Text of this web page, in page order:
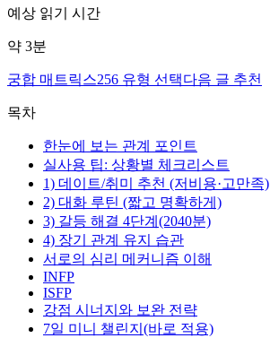
예상 읽기 시간
약 3분
궁합 매트릭스256 유형 선택다음 글 추천
목차
한눈에 보는 관계 포인트
실사용 팁: 상황별 체크리스트
1) 데이트/취미 추천 (저비용·고만족)
2) 대화 루틴 (짧고 명확하게)
3) 갈등 해결 4단계(2040분)
4) 장기 관계 유지 습관
서로의 심리 메커니즘 이해
INFP
ISFP
강점 시너지와 보완 전략
7일 미니 챌린지(바로 적용)